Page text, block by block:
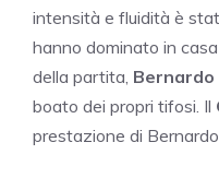
intensità e fluidità è
hanno dominato in
della partita, Bernardo
boato dei propri tifosi. Il
prestazione di Bernardo